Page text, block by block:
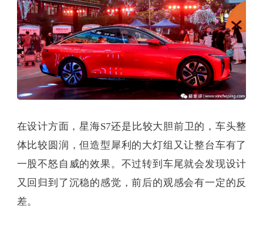
在设计方面，星海S7还是比较大胆前卫的，车头整
体比较圆润，但造型犀利的大灯组又让整台车有了
一股不怒自威的效果。不过转到车尾就会发现设计
又回归到了沉稳的感觉，前后的观感会有一定的反
差。